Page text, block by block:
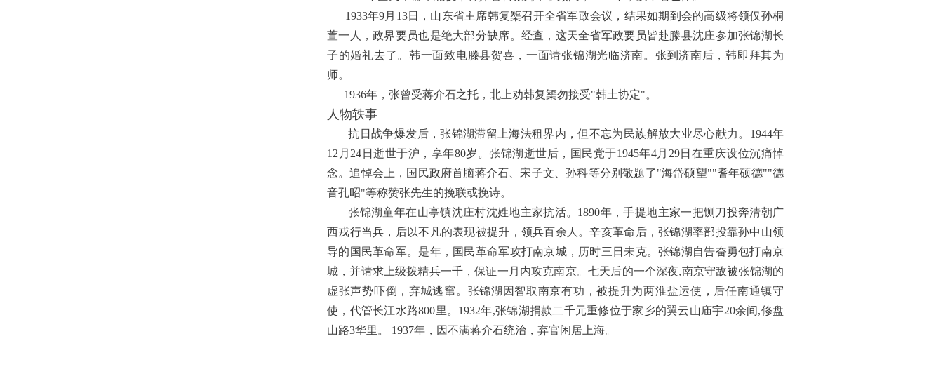
1933年9月13日，山东省主席韩复榘召开全省军政会议，结果如期到会的高级将领仅孙桐
萱一人，政界要员也是绝大部分缺席。经查，这天全省军政要员皆赴滕县沈庄参加张锦湖长
子的婚礼去了。韩一面致电滕县贺喜，一面请张锦湖光临济南。张到济南后，韩即拜其为
师。
1936年，张曾受蒋介石之托，北上劝韩复榘勿接受"韩土协定"。
人物轶事
抗日战争爆发后，张锦湖滞留上海法租界内，但不忘为民族解放大业尽心献力。1944年
12月24日逝世于沪，享年80岁。张锦湖逝世后，国民党于1945年4月29日在重庆设位沉痛悼
念。追悼会上，国民政府首脑蒋介石、宋子文、孙科等分别敬题了"海岱硕望""耆年硕德""德
音孔昭"等称赞张先生的挽联或挽诗。
张锦湖童年在山亭镇沈庄村沈姓地主家抗活。1890年，手提地主家一把铡刀投奔清朝广
西戎行当兵，后以不凡的表现被提升，领兵百余人。辛亥革命后，张锦湖率部投靠孙中山领
导的国民革命军。是年，国民革命军攻打南京城，历时三日未克。张锦湖自告奋勇包打南京
城，并请求上级拨精兵一千，保证一月内攻克南京。七天后的一个深夜,南京守敌被张锦湖的
虚张声势吓倒，弃城逃窜。张锦湖因智取南京有功，被提升为两淮盐运使，后任南通镇守
使，代管长江水路800里。1932年,张锦湖捐款二千元重修位于家乡的翼云山庙宇20余间,修盘
山路3华里。 1937年，因不满蒋介石统治，弃官闲居上海。